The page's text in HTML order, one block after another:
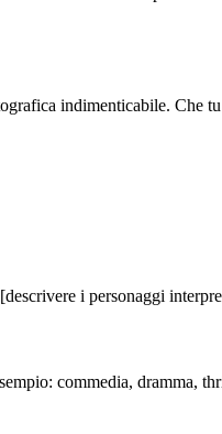
indimenticabile. Che
i personaggi
commedia, dramma,